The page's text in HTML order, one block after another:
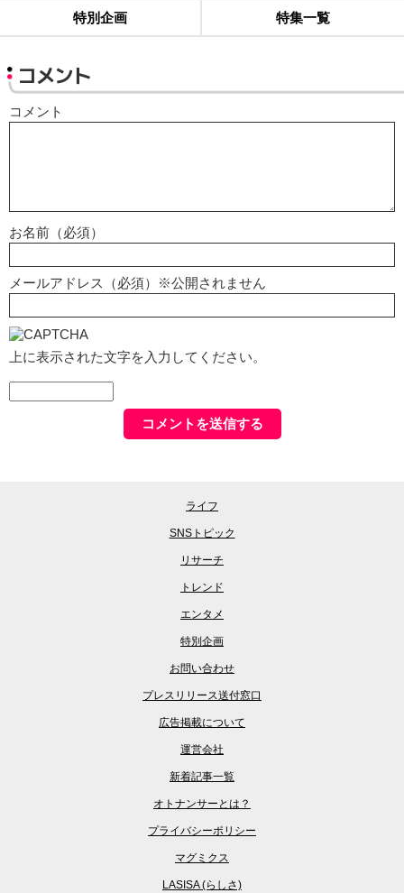
特別企画 特集一覧
コメント
コメント
お名前（必須）
メールアドレス（必須）※公開されません
上に表示された文字を入力してください。
ライフ
SNSトピック
リサーチ
トレンド
エンタメ
特別企画
お問い合わせ
プレスリリース送付窓口
広告掲載について
運営会社
新着記事一覧
オトナンサーとは？
プライバシーポリシー
マグミクス
LASISA (らしさ)